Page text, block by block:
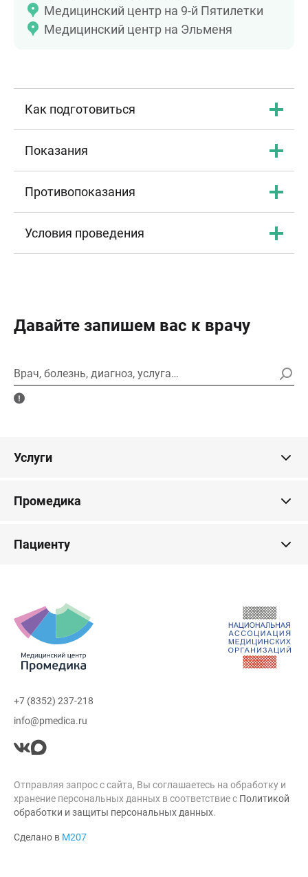
Медицинский центр на 9-й Пятилетки
Медицинский центр на Эльменя
Как подготовиться
Показания
Противопоказания
Условия проведения
Давайте запишем вас к врачу
Врач, болезнь, диагноз, услуга…
Услуги
Промедика
Пациенту
+7 (8352) 237-218
info@pmedica.ru
Отправляя запрос с сайта, Вы соглашаетесь на обработку и
хранение персональных данных в соответствие с Политикой
обработки и защиты персональных данных.
Сделано в М207